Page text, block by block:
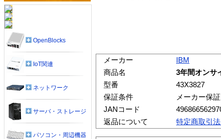
メーカー
IBM
商品名
3年間オンサ
型番
43X3827
保証条件
メーカー保証
JANコード
返品について
特定商取引
OpenBlocks
IoT関連
ネットワーク
サーバ・ストレージ
パソコン・周辺機器